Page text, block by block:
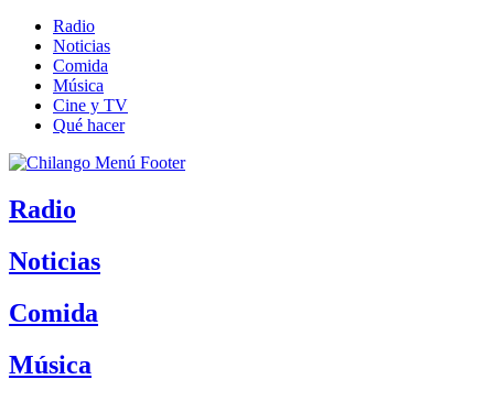
Radio
Noticias
Comida
Música
Cine y TV
Qué hacer
Radio
Noticias
Comida
Música